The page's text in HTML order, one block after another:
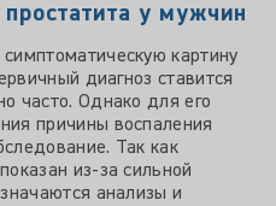
простатита у мужчин
картину
диагноз ставится
часто. Однако для его
причины воспаления
Так как
из-за сильной
анализы и